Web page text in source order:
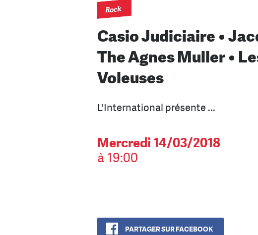
Rock
Casio Judiciaire •
The Agnes Muller •
Voleuses
L'International présente ...
Mercredi 14/03/2018
à 19:00
PARTAGER SUR FACEBOOK